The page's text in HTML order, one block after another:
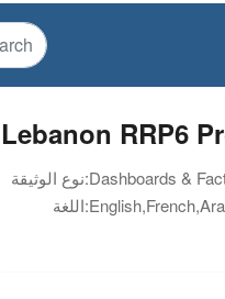
Lebanon RRP6
نوع الوثيقة:Dashboards &
اللغة: